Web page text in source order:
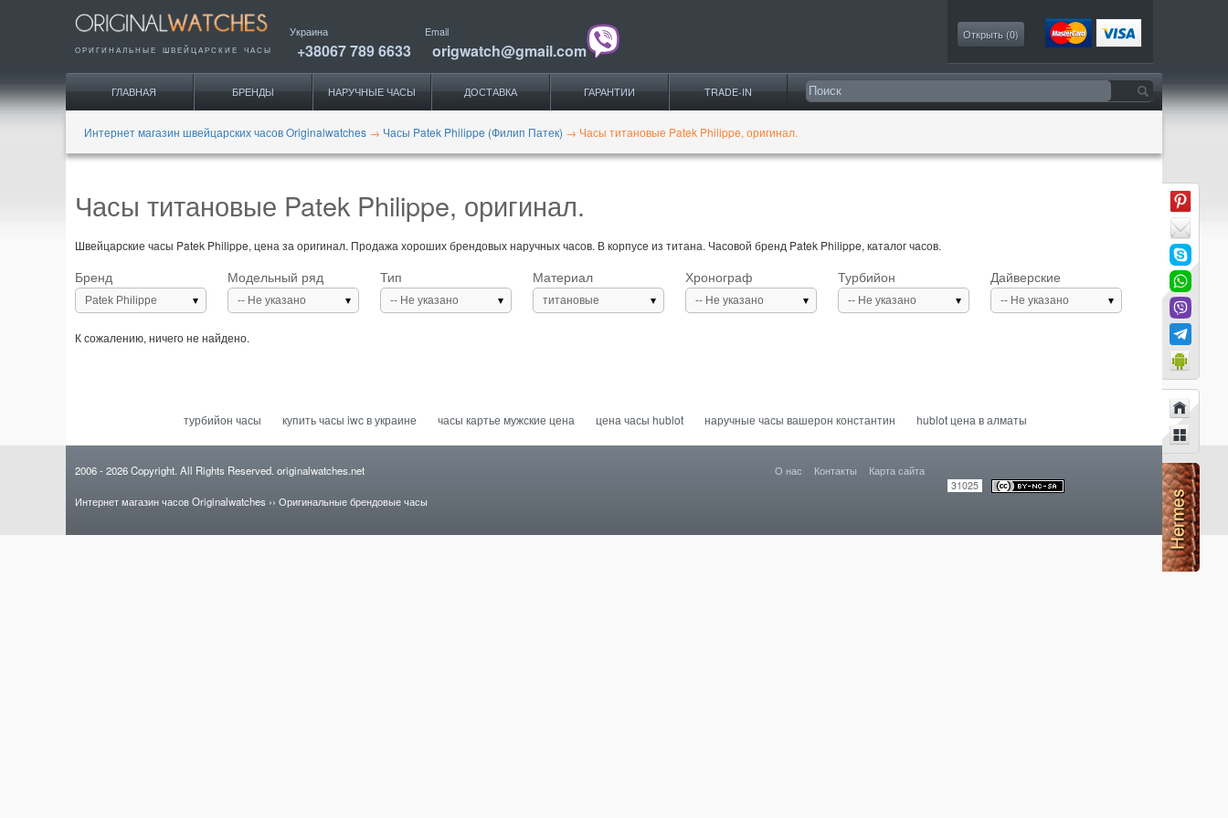
ОРИГИНАЛЬНЫЕ ШВЕЙЦАРСКИЕ ЧАСЫ
Украина
+38067 789 6633
Email
origwatch@gmail.com
Открыть (0)
ГЛАВНАЯ БРЕНДЫ НАРУЧНЫЕ ЧАСЫ ДОСТАВКА ГАРАНТИИ TRADE-IN
Интернет магазин швейцарских часов Originalwatches → Часы Patek Philippe (Филип Патек) → Часы титановые Patek Philippe, оригинал.
Часы титановые Patek Philippe, оригинал.
Швейцарские часы Patek Philippe, цена за оригинал. Продажа хороших брендовых наручных часов. В корпусе из титана. Часовой бренд Patek Philippe, каталог часов.
Бренд
Patek Philippe
Модельный ряд
-- Не указано
Тип
-- Не указано
Материал
титановые
Хронограф
-- Не указано
Турбийон
-- Не указано
Дайверские
-- Не указано
К сожалению, ничего не найдено.
турбийон часы купить часы iwc в украине часы картье мужские цена цена часы hublot наручные часы вашерон константин hublot цена в алматы
2006- 2026Copyright. All Rights Reserved. originalwatches.net О нас Контакты Карта сайта
31025
Интернет магазин часов Originalwatches ›› Оригинальные брендовые часы